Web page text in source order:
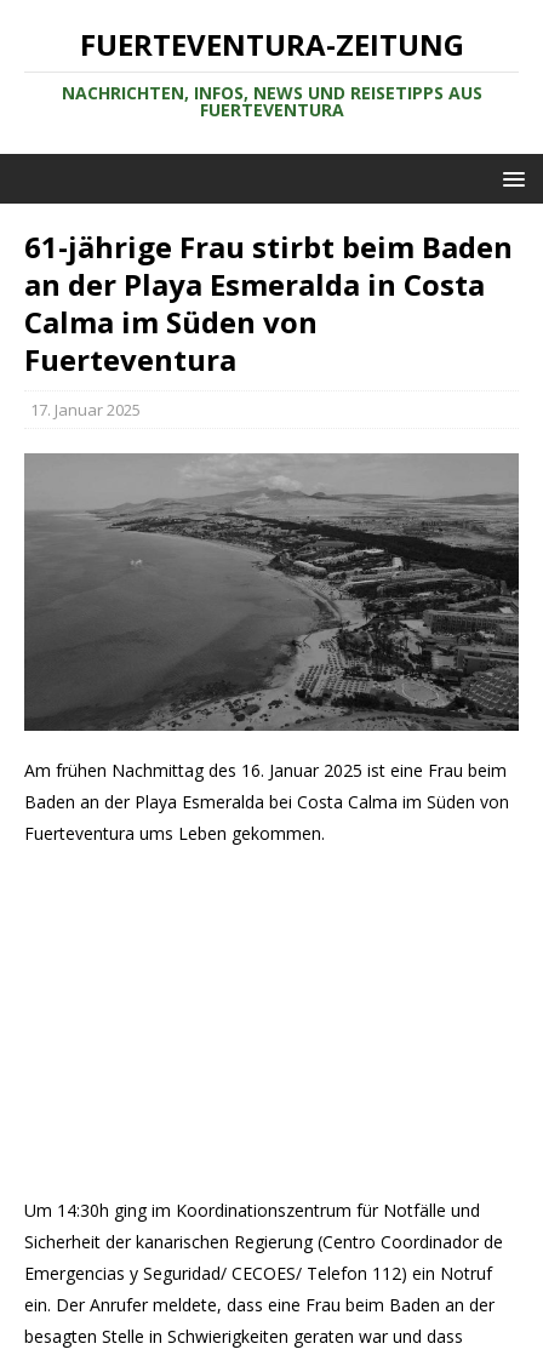
FUERTEVENTURA-ZEITUNG
NACHRICHTEN, INFOS, NEWS UND REISETIPPS AUS
FUERTEVENTURA
61-jährige Frau stirbt beim Baden
an der Playa Esmeralda in Costa
Calma im Süden von
Fuerteventura
17. Januar 2025
Am frühen Nachmittag des 16. Januar 2025 ist eine Frau beim
Baden an der Playa Esmeralda bei Costa Calma im Süden von
Fuerteventura ums Leben gekommen.
Um 14:30h ging im Koordinationszentrum für Notfälle und
Sicherheit der kanarischen Regierung (Centro Coordinador de
Emergencias y Seguridad/ CECOES/ Telefon 112) ein Notruf
ein. Der Anrufer meldete, dass eine Frau beim Baden an der
besagten Stelle in Schwierigkeiten geraten war und dass